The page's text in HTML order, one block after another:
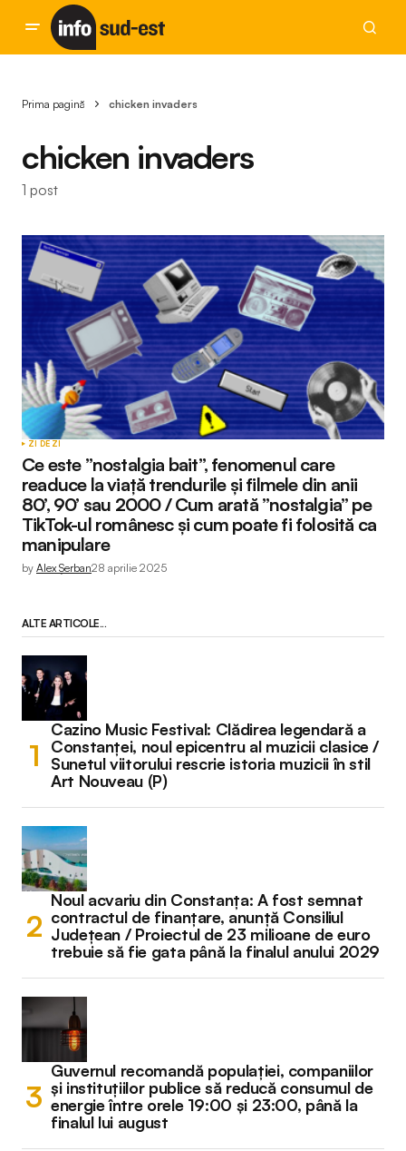
Prima pagină chicken invaders
chicken invaders
1 post
ZI DE ZI
Ce este ”nostalgia bait”, fenomenul care
readuce la viață trendurile și filmele din anii
80’, 90’ sau 2000 / Cum arată ”nostalgia” pe
TikTok-ul românesc și cum poate fi folosită ca
manipulare
by Alex Șerban28 aprilie 2025
ALTE ARTICOLE...
Cazino Music Festival: Clădirea legendară a
Constanței, noul epicentru al muzicii clasice /
Sunetul viitorului rescrie istoria muzicii în stil
Art Nouveau (P)
Noul acvariu din Constanța: A fost semnat
contractul de finanțare, anunță Consiliul
Județean / Proiectul de 23 milioane de euro
trebuie să fie gata până la finalul anului 2029
Guvernul recomandă populației, companiilor
și instituțiilor publice să reducă consumul de
energie între orele 19:00 și 23:00, până la
finalul lui august